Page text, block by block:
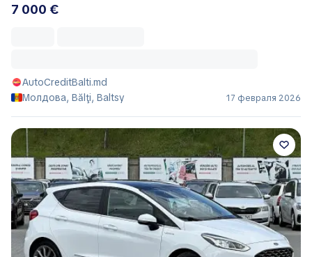
7 000 €
AutoCreditBalti.md
Молдова, Bălţi, Baltsy
17 февраля 2026